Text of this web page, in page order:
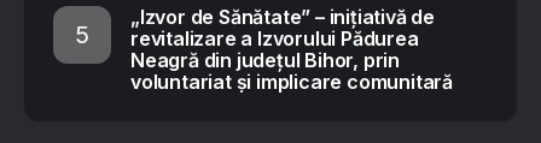
„Izvor de Sănătate” – inițiativă de
revitalizare a Izvorului Pădurea
Neagră din județul Bihor, prin
voluntariat și implicare comunitară